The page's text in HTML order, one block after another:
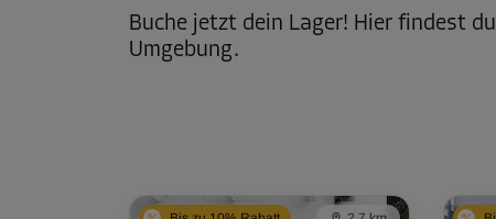
Buche jetzt dein Lager! Hier findest
Umgebung.